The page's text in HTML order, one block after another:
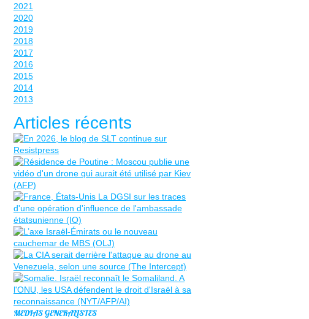
2021
2020
2019
2018
2017
2016
2015
2014
2013
Articles récents
MEDIAS GENERALISTES